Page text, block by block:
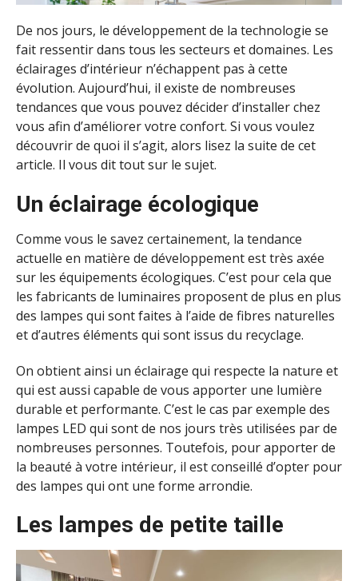
De nos jours, le développement de la technologie se
fait ressentir dans tous les secteurs et domaines. Les
éclairages d’intérieur n’échappent pas à cette
évolution. Aujourd’hui, il existe de nombreuses
tendances que vous pouvez décider d’installer chez
vous afin d’améliorer votre confort. Si vous voulez
découvrir de quoi il s’agit, alors lisez la suite de cet
article. Il vous dit tout sur le sujet.
Un éclairage écologique
Comme vous le savez certainement, la tendance
actuelle en matière de développement est très axée
sur les équipements écologiques. C’est pour cela que
les fabricants de luminaires proposent de plus en plus
des lampes qui sont faites à l’aide de fibres naturelles
et d’autres éléments qui sont issus du recyclage.
On obtient ainsi un éclairage qui respecte la nature et
qui est aussi capable de vous apporter une lumière
durable et performante. C’est le cas par exemple des
lampes LED qui sont de nos jours très utilisées par de
nombreuses personnes. Toutefois, pour apporter de
la beauté à votre intérieur, il est conseillé d’opter pour
des lampes qui ont une forme arrondie.
Les lampes de petite taille